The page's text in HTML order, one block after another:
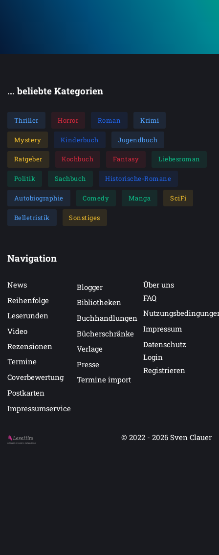
... beliebte Kategorien
Thriller Horror Roman Krimi
Mystery Kinderbuch Jugendbuch
Ratgeber Kochbuch Fantasy Liebesroman
Politik Sachbuch Historische-Romane
Autobiographie Comedy Manga SciFi
Belletristik Sonstiges
Navigation
News
Reihenfolge
Leserunden
Video
Rezensionen
Termine
Coverbewertung
Postkarten
Impressumservice
Blogger
Bibliotheken
Buchhandlungen
Bücherschränke
Verlage
Presse
Termine import
Über uns
FAQ
Impressum
Datenschutz
Login
Registrieren
Auf LeseHits.de findest Du die besten Bücher.
© 2022 - 2026 Sven Clauer